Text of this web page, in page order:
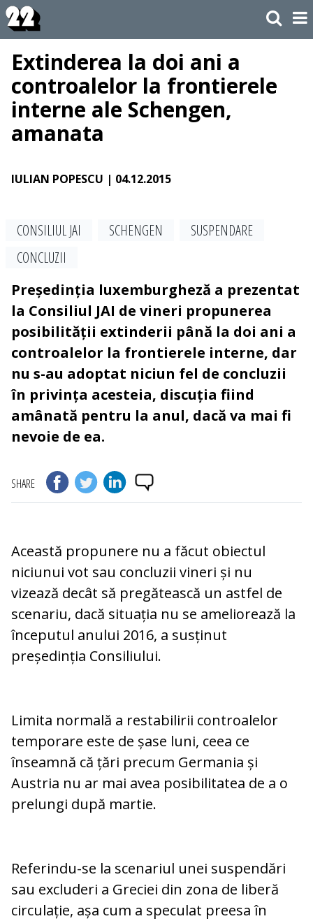
Extinderea la doi ani a
controalelor la frontierele
interne ale Schengen,
amanata
IULIAN POPESCU | 04.12.2015
CONSILIUL JAI SCHENGEN
SUSPENDARE
CONCLUZII
Președinția luxemburgheză a prezentat
la Consiliul JAI de vineri propunerea
posibilității extinderii până la doi ani a
controalelor la frontierele interne, dar
nu s-au adoptat niciun fel de concluzii
în privința acesteia, discuția fiind
amânată pentru la anul, dacă va mai fi
nevoie de ea.
SHARE
Această propunere nu a făcut obiectul
niciunui vot sau concluzii vineri și nu
vizează decât să pregătească un astfel de
scenariu, dacă situația nu se ameliorează la
începutul anului 2016, a susținut
președinția Consiliului.
Limita normală a restabilirii controalelor
temporare este de șase luni, ceea ce
înseamnă că țări precum Germania și
Austria nu ar mai avea posibilitatea de a o
prelungi după martie.
Referindu-se la scenariul unei suspendări
sau excluderi a Greciei din zona de liberă
circulație, așa cum a speculat preesa în